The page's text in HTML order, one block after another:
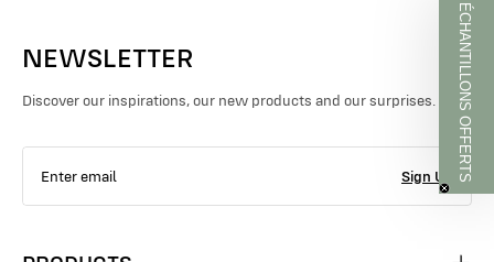
NEWSLETTER
Discover our inspirations, our new products and our surprises.
Sign Up ÉCHANTILLONS OFFERTS